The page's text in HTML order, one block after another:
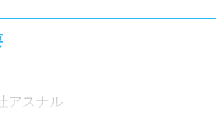
考慮のうえ昇給する場合がある
績
当（シフトによる）
アスナル